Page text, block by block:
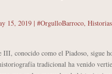
15, 2019| #OrgulloBarroco,
conocido como el Piadoso, sigue
tradicional ha venido